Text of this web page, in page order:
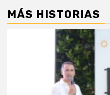
MÁS HISTORIAS